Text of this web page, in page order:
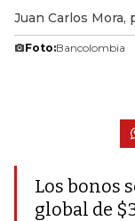
Juan Carlos
Foto:Bancolombia
Los bonos
global de